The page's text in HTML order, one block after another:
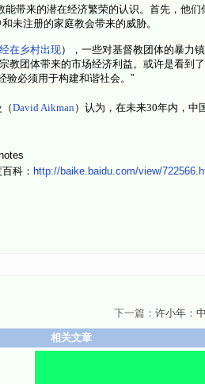
带来的潜在经济繁荣的认识。首先，他
未注册的家庭教会带来的威胁。
在乡村出现），一些对基督教团体的暴力
教团体带来的市场经济利益。或许是看到
验必须用于构建和谐社会。”
David Aikman）认为，在未来30年内，中
科： http://baike.baidu.com/view/
下一篇： 许小年：
相关文章